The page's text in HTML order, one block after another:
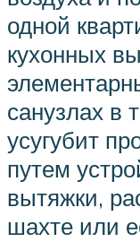
одной
кухонных
санузлах в
усугубит
путем
вытяжки,
шахте или